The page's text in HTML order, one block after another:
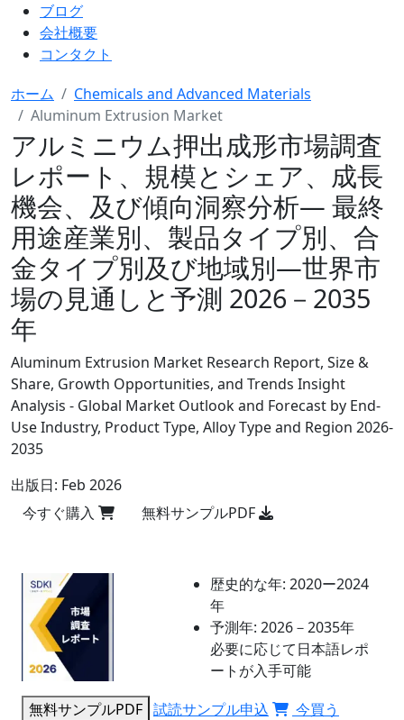
ブログ
会社概要
コンタクト
ホーム
Chemicals and Advanced Materials
Aluminum Extrusion Market
アルミニウム押出成形市場調査
レポート、規模とシェア、成長
機会、及び傾向洞察分析― 最終
用途産業別、製品タイプ別、合
金タイプ別及び地域別―世界市
場の見通しと予測 2026－2035
年
Aluminum Extrusion Market Research Report, Size &
Share, Growth Opportunities, and Trends Insight
Analysis - Global Market Outlook and Forecast by End-
Use Industry, Product Type, Alloy Type and Region 2026-
2035
出版日: Feb 2026
今すぐ購入
無料サンプルPDF
歴史的な年: 2020ー2024
年
予測年: 2026－2035年
必要に応じて日本語レポ
ートが入手可能
無料サンプルPDF 試読サンプル申込 今買う